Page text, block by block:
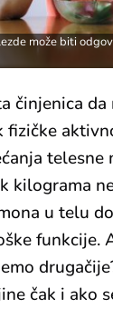
može biti
činjenica da
fizičke
telesne
kilograma
u telu
funkcije.
čak i ako